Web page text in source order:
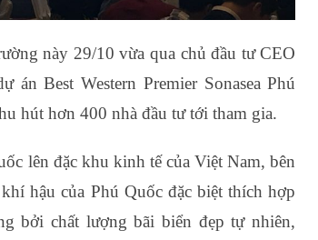
này 29/10 vừa qua chủ đầu tư CEO
Best Western Premier Sonasea Phú
hút hơn 400 nhà đầu tư tới tham gia.
lên đặc khu kinh tế của Việt Nam, bên
hậu của Phú Quốc đặc biệt thích hợp
bởi chất lượng bãi biển đẹp tự nhiên,